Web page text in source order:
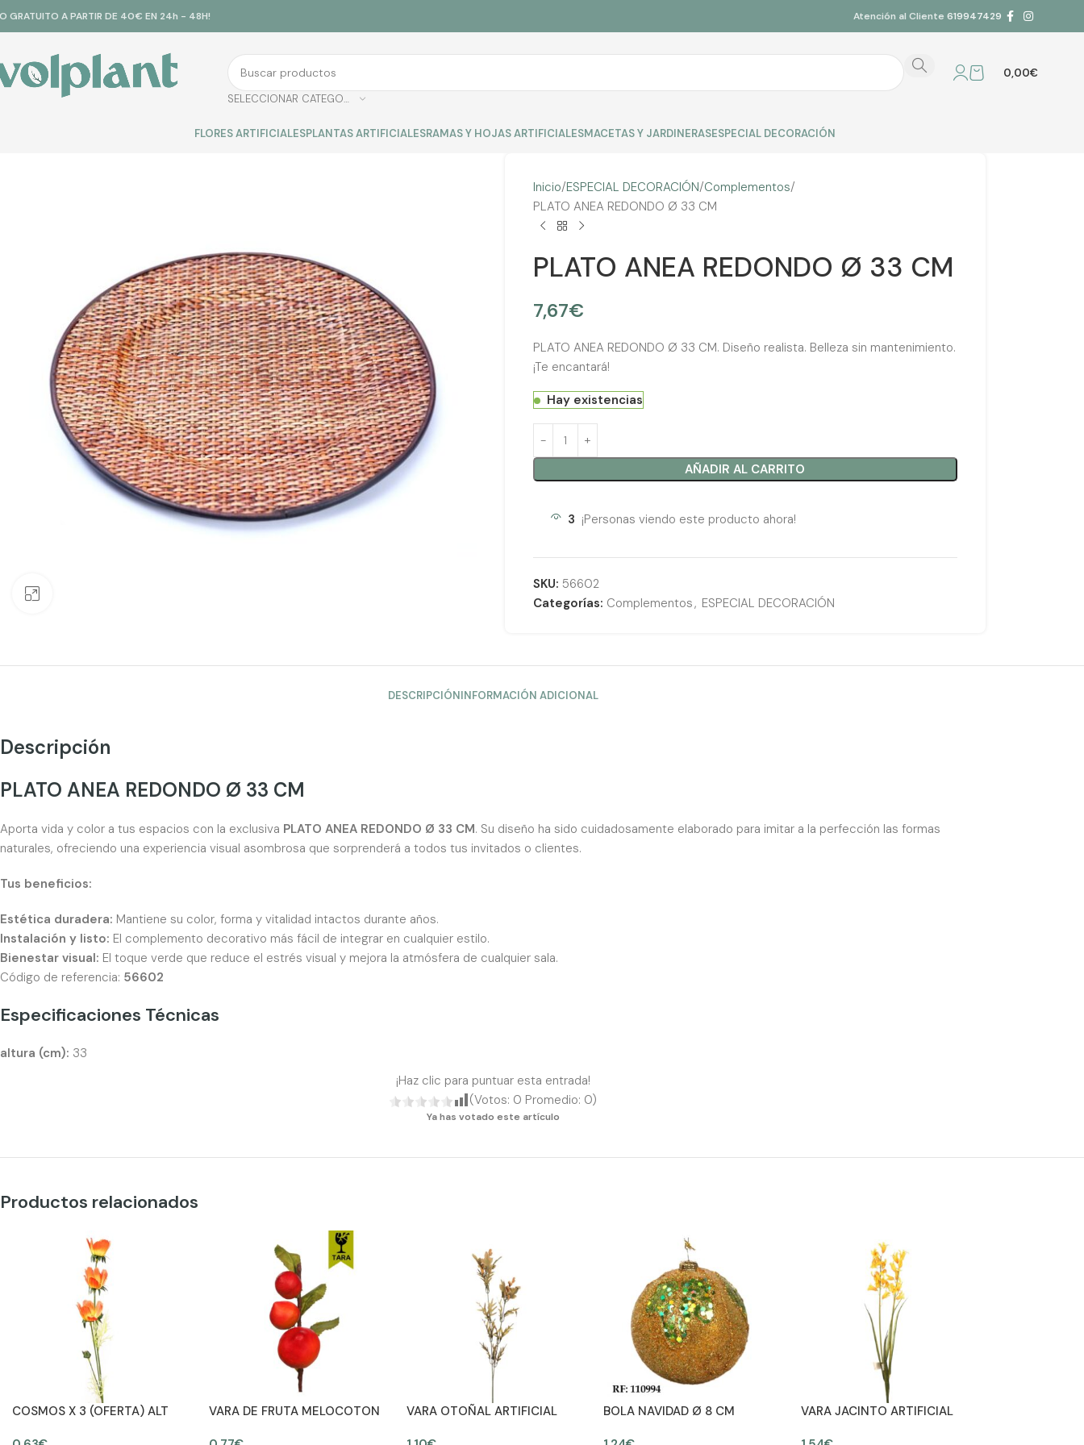
GRATUITO A PARTIR DE 40€ EN 24h - 48H! Atención al Cliente 619947429
SELECCIONAR CATEGORÍA
0,00€
FLORES ARTIFICIALESPLANTAS ARTIFICIALESRAMAS Y HOJAS ARTIFICIALESMACETAS Y JARDINERASESPECIAL DECORACIÓN
Inicio ESPECIAL DECORACIÓN Complementos
PLATO ANEA REDONDO Ø 33 CM
PLATO ANEA REDONDO Ø 33 CM
7,67€
PLATO ANEA REDONDO Ø 33 CM. Diseño realista. Belleza sin mantenimiento.
¡Te encantará!
Hay existencias
AÑADIR AL CARRITO
3 ¡Personas viendo este producto ahora!
SKU: 56602
Categorías: Complementos, ESPECIAL DECORACIÓN
DESCRIPCIÓNINFORMACIÓN ADICIONAL
Descripción
PLATO ANEA REDONDO Ø 33 CM
Aporta vida y color a tus espacios con la exclusiva PLATO ANEA REDONDO Ø 33 CM. Su diseño ha sido cuidadosamente elaborado para imitar a la perfección las formas
naturales, ofreciendo una experiencia visual asombrosa que sorprenderá a todos tus invitados o clientes.
Tus beneficios:
Estética duradera: Mantiene su color, forma y vitalidad intactos durante años.
Instalación y listo: El complemento decorativo más fácil de integrar en cualquier estilo.
Bienestar visual: El toque verde que reduce el estrés visual y mejora la atmósfera de cualquier sala.
Código de referencia: 56602
Especificaciones Técnicas
altura (cm): 33
¡Haz clic para puntuar esta entrada!
(Votos: 0 Promedio: 0)
Ya has votado este artículo
Productos relacionados
COSMOS X 3 (OFERTA) ALT
VARA DE FRUTA MELOCOTON VARA OTOÑAL ARTIFICIAL BOLA NAVIDAD Ø 8 CM
VARA JACINTO ARTIFICIAL